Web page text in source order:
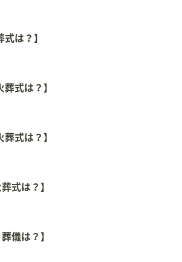
式は？】
葬式は？】
葬式は？】
式は？】
儀は？】